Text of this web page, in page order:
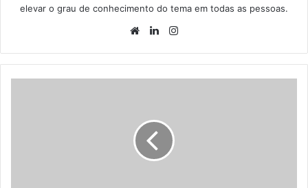
elevar o grau de conhecimento do tema em todas as pessoas.
WebsiteLinkedin